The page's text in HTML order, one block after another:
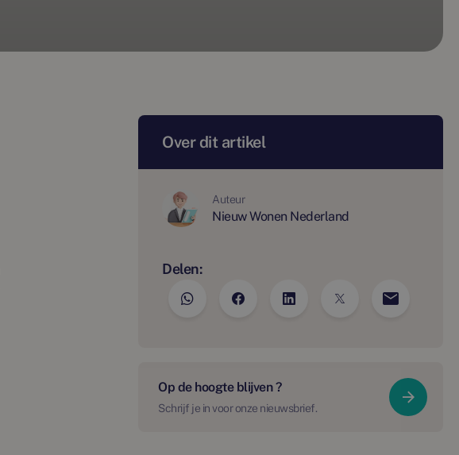
Over dit artikel
Auteur
Nieuw Wonen Nederland
Delen:
Op de hoogte blijven ?
Schrijf je in voor onze nieuwsbrief.